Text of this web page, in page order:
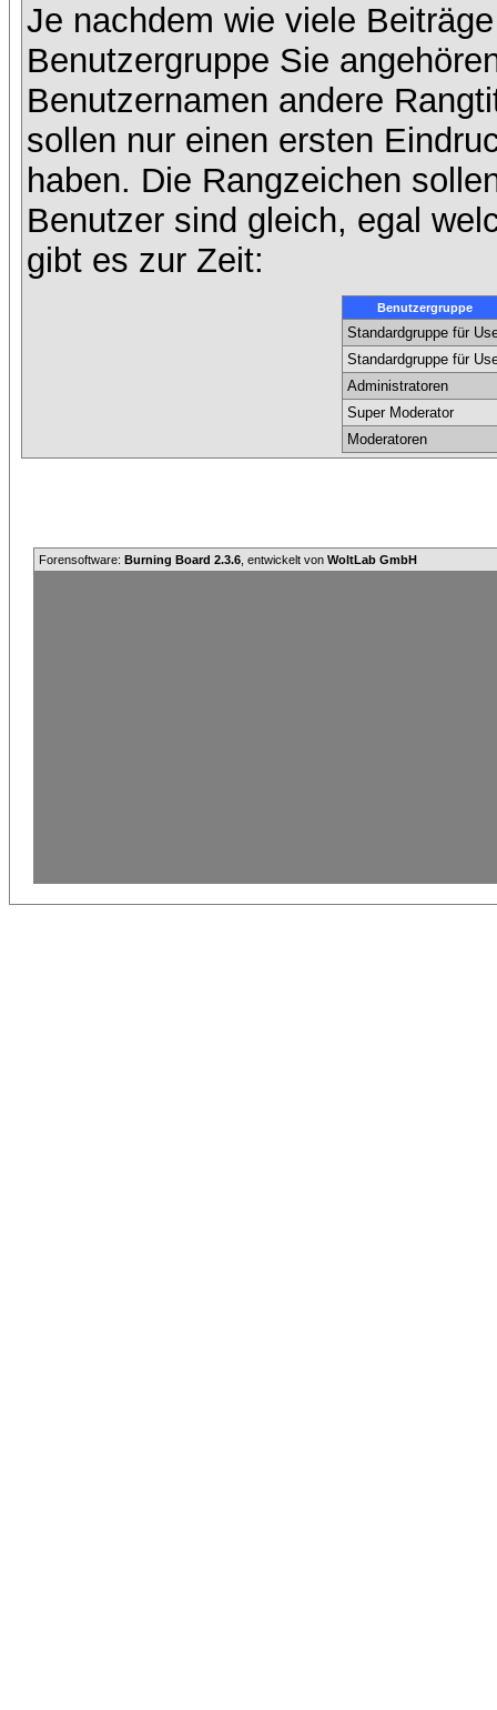
Je nachdem wie viele
Benutzergruppe Sie
Benutzernamen andere
sollen nur einen ersten
haben. Die Rangzeichen
Benutzer sind gleich, egal
gibt es zur Zeit:
Benutzergruppe
Standardgruppe für
Standardgruppe für
Administratoren
Super Moderator
Moderatoren
Forensoftware: Burning Board 2.3.6 , entwickelt von WoltLab GmbH